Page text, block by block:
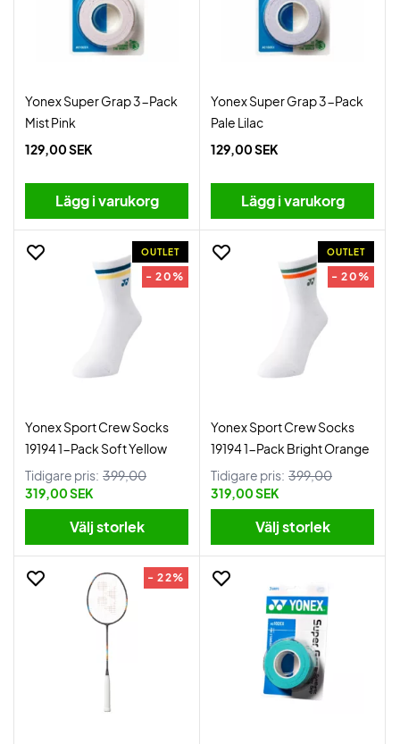
Yonex Super Grap 3-Pack
Mist Pink
129,00 SEK
Lägg i varukorg
Yonex Super Grap 3-Pack
Pale Lilac
129,00 SEK
Lägg i varukorg
OUTLET
- 20%
Yonex Sport Crew Socks
19194 1-Pack Soft Yellow
Tidigare pris: 399,00
319,00 SEK
Välj storlek
OUTLET
- 20%
Yonex Sport Crew Socks
19194 1-Pack Bright Orange
Tidigare pris: 399,00
319,00 SEK
Välj storlek
- 22%